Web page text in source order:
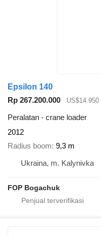
Epsilon 140
Rp 267.200.000
US$14.950
Peralatan - crane loader
2012
Radius boom 9,3 m
Ukraina, m. Kalynivka
FOP Bogachuk